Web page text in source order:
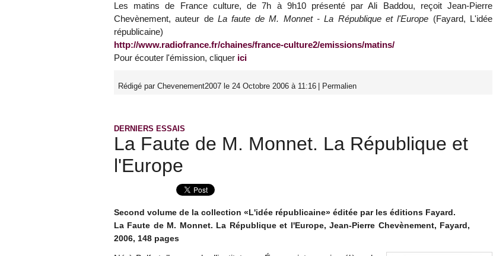
Les matins de France culture, de 7h à 9h10 présenté par Ali Baddou, reçoit Jean-Pierre
Chevènement, auteur deLa faute de M. Monnet - La République et l'Europe (Fayard, L'idée
républicaine)
http://www.radiofrance.fr/chaines/france-culture2/emissions/matins/
Pour écouter l'émission, cliquer ici
Rédigé par Chevenement2007 le 24 Octobre 2006 à 11:16 Permalien
DERNIERS ESSAIS
La Faute de M. Monnet. La République et
l'Europe
Second volume de la collection «L'idée républicaine» éditée par les éditions Fayard.
La Faute de M. Monnet. La République et l'Europe, Jean-Pierre Chevènement, Fayard,
2006, 148 pages